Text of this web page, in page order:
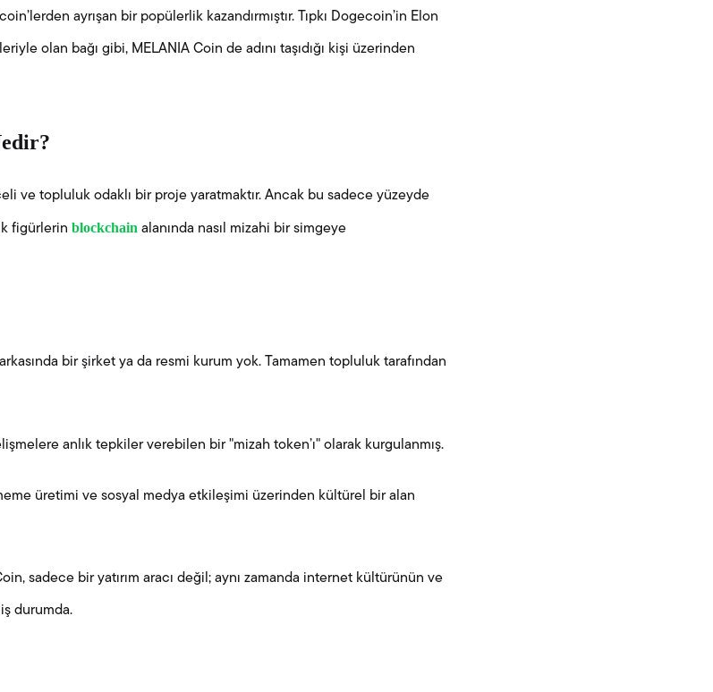
ayrışan bir popülerlik kazandırmıştır. Tıpkı Dogecoin’in Elon
olan bağı gibi, MELANIA Coin de adını taşıdığı kişi üzerinden
ve topluluk odaklı bir proje yaratmaktır. Ancak bu sadece yüzeyde
figürlerin blockchain alanında nasıl mizahi bir simgeye
bir şirket ya da resmi kurum yok. Tamamen topluluk tarafından
anlık tepkiler verebilen bir "mizah token’ı" olarak kurgulanmış.
üretimi ve sosyal medya etkileşimi üzerinden kültürel bir alan
sadece bir yatırım aracı değil; aynı zamanda internet kültürünün ve
durumda.